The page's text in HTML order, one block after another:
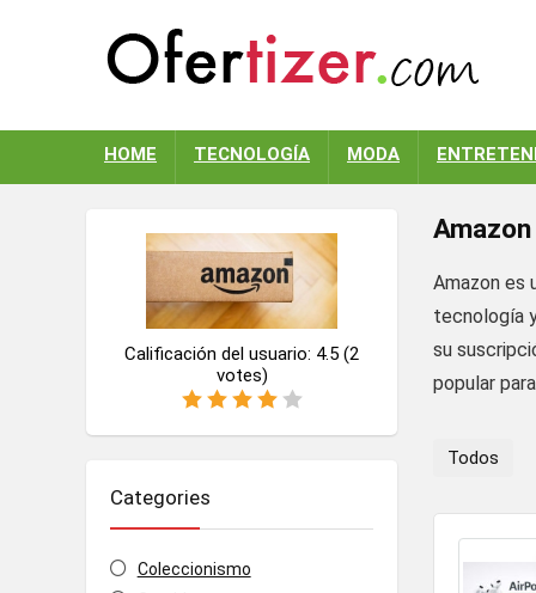
HOME TECNOLOGÍA MODA
Amazon
Amazon es
tecnología
su
popular
Calificación del usuario: 4.5 (2
votes)
Categories
Coleccionismo
Todos